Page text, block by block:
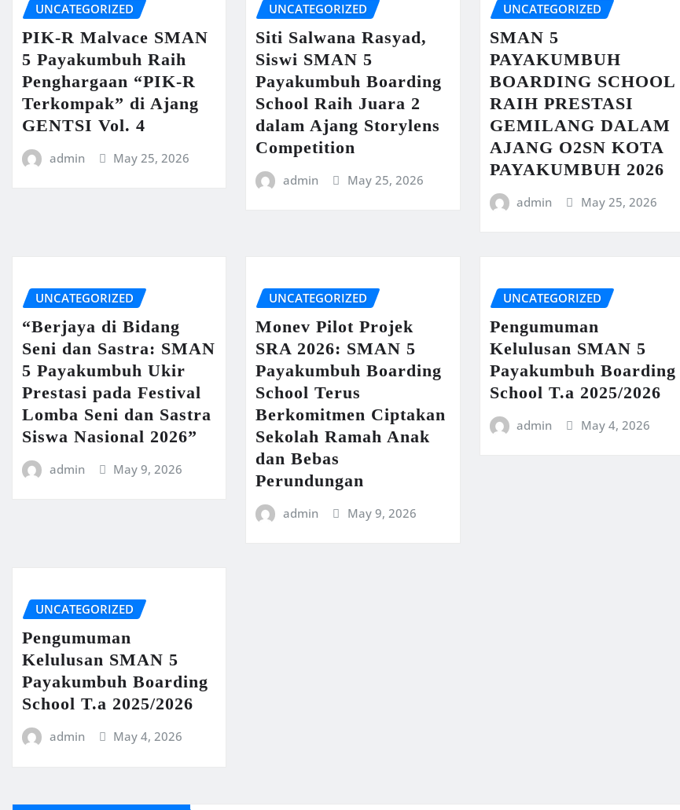
UNCATEGORIZED
PIK-R Malvace SMAN
5 Payakumbuh Raih
Penghargaan “PIK-R
Terkompak” di Ajang
GENTSI Vol. 4
admin May 25, 2026
UNCATEGORIZED
Siti Salwana Rasyad,
Siswi SMAN 5
Payakumbuh Boarding
School Raih Juara 2
dalam Ajang Storylens
Competition
admin May 25, 2026
UNCATEGORIZED
SMAN 5
PAYAKUMBUH
BOARDING SCHOOL
RAIH PRESTASI
GEMILANG DALAM
AJANG O2SN KOTA
PAYAKUMBUH 2026
admin May 25, 2026
UNCATEGORIZED
“Berjaya di Bidang
Seni dan Sastra: SMAN
5 Payakumbuh Ukir
Prestasi pada Festival
Lomba Seni dan Sastra
Siswa Nasional 2026”
admin May 9, 2026
UNCATEGORIZED
Monev Pilot Projek
SRA 2026: SMAN 5
Payakumbuh Boarding
School Terus
Berkomitmen Ciptakan
Sekolah Ramah Anak
dan Bebas
Perundungan
admin May 9, 2026
UNCATEGORIZED
Pengumuman
Kelulusan SMAN 5
Payakumbuh Boarding
School T.a 2025/2026
admin May 4, 2026
UNCATEGORIZED
Pengumuman
Kelulusan SMAN 5
Payakumbuh Boarding
School T.a 2025/2026
admin May 4, 2026